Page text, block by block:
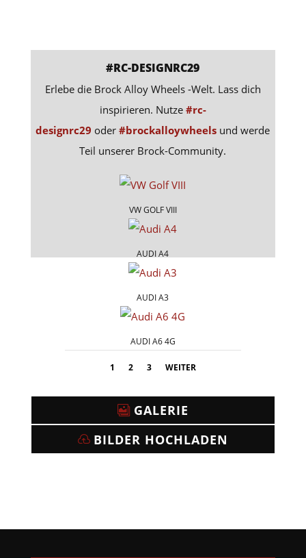
#RC-DESIGNRC29
Erlebe die Brock Alloy Wheels -Welt. Lass dich
inspirieren. Nutze#rc-
designrc29 oder#brockalloywheels und werde
Teil unserer Brock-Community.
VW GOLF VIII
AUDI A4
AUDI A3
AUDI A6 4G
1 2 3 WEITER
GALERIE
BILDER HOCHLADEN